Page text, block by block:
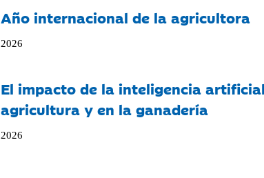
Año internacional de la agricultora
2026
El impacto de la inteligencia
agricultura y en la ganadería
2026